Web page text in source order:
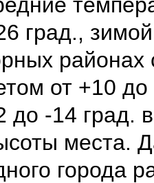
град.,
районах
от +10
до -14 град.
места.
города